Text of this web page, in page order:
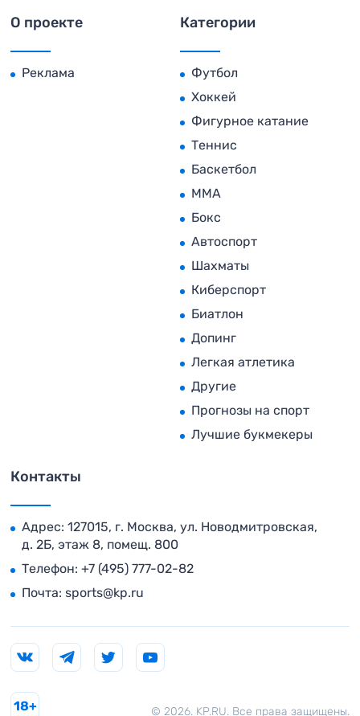
О проекте
Реклама
Категории
Футбол
Хоккей
Фигурное катание
Теннис
Баскетбол
MMA
Бокс
Автоспорт
Шахматы
Киберспорт
Биатлон
Допинг
Легкая атлетика
Другие
Прогнозы на спорт
Лучшие букмекеры
Контакты
Адрес: 127015, г. Москва, ул. Новодмитровская,
д. 2Б, этаж 8, помещ. 800
Телефон: +7 (495) 777-02-82
Почта: sports@kp.ru
© 2026. KP.RU. Все права защищены.
18+